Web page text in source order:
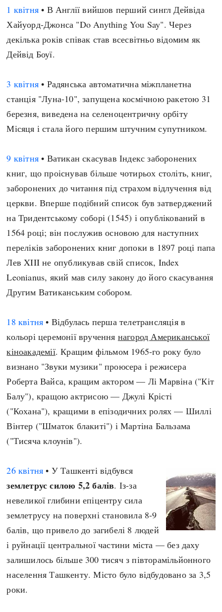
1 квітня • В Англії вийшов перший сингл Дейвіда
Хайуорд-Джонса "Do Anything You Say". Через
декілька років співак став всесвітньо відомим як
Дейвід Боуї.
3 квітня • Радянська автоматична міжпланетна
станція "Луна-10", запущена космічною ракетою 31
березня, виведена на селеноцентричну орбіту
Місяця і стала його першим штучним супутником.
9 квітня • Ватикан скасував Індекс заборонених
книг, що проіснував більше чотирьох століть, книг,
заборонених до читання під страхом відлучення від
церкви. Вперше подібний список був затверджений
на Тридентському соборі (1545) і опублікований в
1564 році; він послужив основою для наступних
переліків заборонених книг допоки в 1897 році папа
Лев XIII не опубликував свій список, Index
Leonianus, який мав силу закону до його скасування
Другим Ватиканським собором.
18 квітня • Відбулась перша телетрансляція в
кольорі церемонії вручення нагород Американської
кіноакадемії. Кращим фільмом 1965-го року було
визнано "Звуки музики" проюсера і режисера
Роберта Вайса, кращим актором — Лі Марвіна ("Кіт
Балу"), кращою актрисою — Джулі Крісті
("Кохана"), кращими в епізодичних ролях — Шиллі
Вінтер ("Шматок блакиті") і Мартіна Бальзама
("Тисяча клоунів").
26 квітня • У Ташкенті відбувся
землетрус силою 5,2 балів. Із-за
невеликої глибини епіцентру сила
землетрусу на поверхні становила 8-9
балів, що привело до загибелі 8 людей
і руйнації центральної частини міста — без даху
залишилось більше 300 тисяч з півторамільйонного
населення Ташкенту. Місто було відбудовано за 3,5
роки.